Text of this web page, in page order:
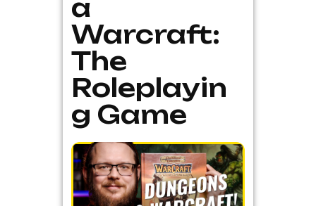
a
Warcraft:
The
Roleplayin
g Game